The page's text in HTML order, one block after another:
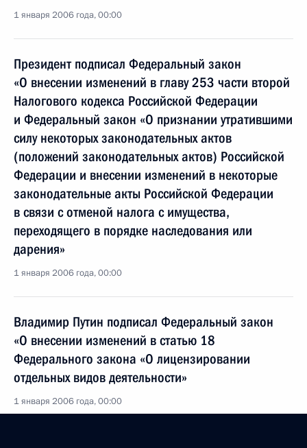
1 января 2006 года, 00:00
Президент подписал Федеральный закон
«О внесении изменений в главу 253 части второй
Налогового кодекса Российской Федерации
и Федеральный закон «О признании утратившими
силу некоторых законодательных актов
(положений законодательных актов) Российской
Федерации и внесении изменений в некоторые
законодательные акты Российской Федерации
в связи с отменой налога с имущества,
переходящего в порядке наследования или
дарения»
1 января 2006 года, 00:00
Владимир Путин подписал Федеральный закон
«О внесении изменений в статью 18
Федерального закона «О лицензировании
отдельных видов деятельности»
1 января 2006 года, 00:00